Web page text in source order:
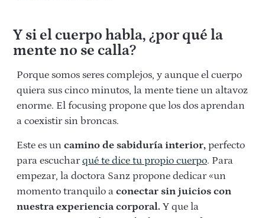
Y si el cuerpo habla, ¿por qué la
mente no se calla?
Porque somos seres complejos, y aunque el cuerpo
quiera sus cinco minutos, la mente tiene un altavoz
enorme. El focusing propone que los dos aprendan
a coexistir sin broncas.
Este es un camino de sabiduría interior, perfecto
para escucharqué te dice tu propio cuerpo. Para
empezar, la doctora Sanz propone dedicar «un
momento tranquilo a conectar sin juicios con
nuestra experiencia corporal. Y que la